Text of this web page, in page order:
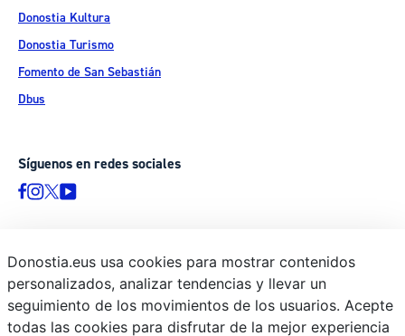
Donostia Kultura
Donostia Turismo
Fomento de San Sebastián
Dbus
Síguenos en redes sociales
© Donostiako Udala - Ayuntamiento de Donostia / San Sebastián
Ijentea 1, 20003 Donostia / San Sebastián
Aviso legal
Donostia.eus usa cookies para mostrar contenidos
personalizados, analizar tendencias y llevar un
seguimiento de los movimientos de los usuarios. Acepte
todas las cookies para disfrutar de la mejor experiencia